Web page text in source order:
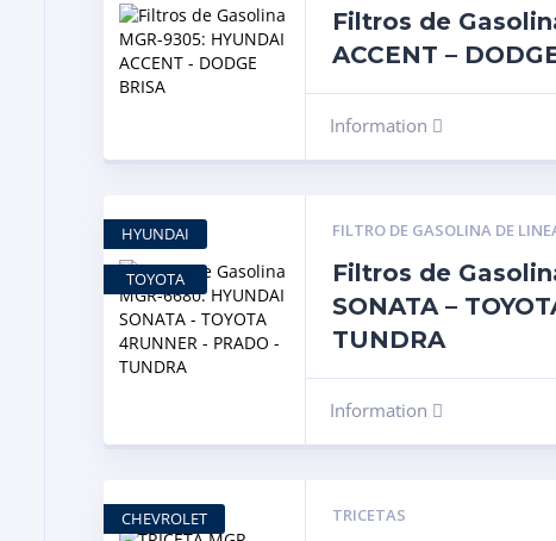
Filtros de
ACCENT –
Information
FILTRO DE GASOLINA DE
Filtros de
SONATA –
TUNDRA
Information
HYUNDAI
TOYOTA
TRICETAS
CHEVROLET